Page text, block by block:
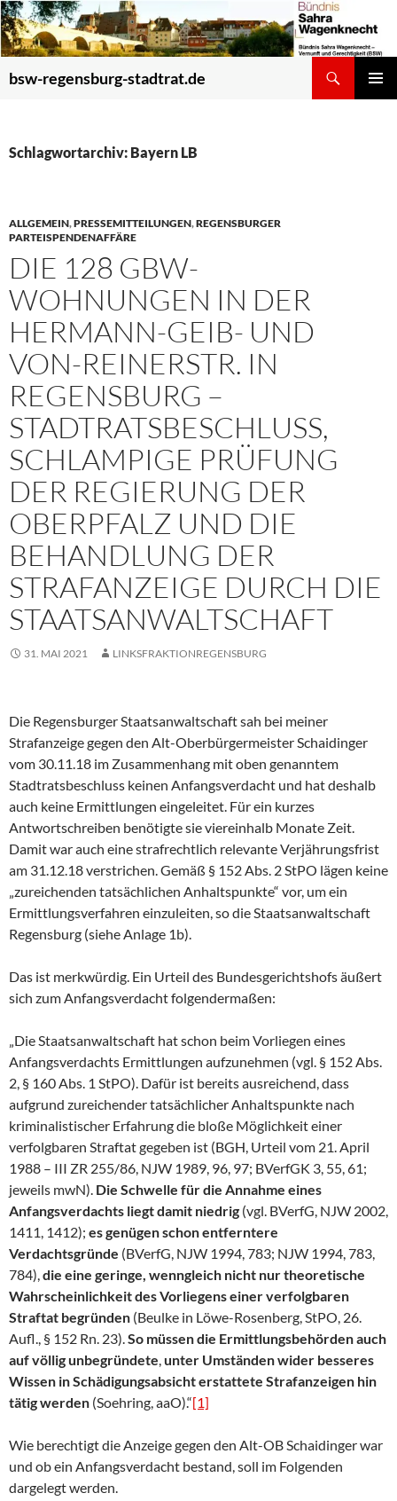
Zum
Inhalt
springen
bsw-regensburg-stadtrat.de
Schlagwortarchiv: Bayern LB
ALLGEMEIN,PRESSEMITTEILUNGEN,REGENSBURGER
PARTEISPENDENAFFÄRE
DIE 128 GBW-
WOHNUNGEN IN DER
HERMANN-GEIB- UND
VON-REINERSTR. IN
REGENSBURG –
STADTRATSBESCHLUSS,
SCHLAMPIGE PRÜFUNG
DER REGIERUNG DER
OBERPFALZ UND DIE
BEHANDLUNG DER
STRAFANZEIGE DURCH DIE
STAATSANWALTSCHAFT
31. MAI 2021 LINKSFRAKTIONREGENSBURG
Die Regensburger Staatsanwaltschaft sah bei meiner
Strafanzeige gegen den Alt-Oberbürgermeister Schaidinger
vom 30.11.18 im Zusammenhang mit oben genanntem
Stadtratsbeschluss keinen Anfangsverdacht und hat deshalb
auch keine Ermittlungen eingeleitet. Für ein kurzes
Antwortschreiben benötigte sie viereinhalb Monate Zeit.
Damit war auch eine strafrechtlich relevante Verjährungsfrist
am 31.12.18 verstrichen. Gemäß § 152 Abs. 2 StPO lägen keine
„zureichenden tatsächlichen Anhaltspunkte“ vor, um ein
Ermittlungsverfahren einzuleiten, so die Staatsanwaltschaft
Regensburg (siehe Anlage 1b).
Das ist merkwürdig. Ein Urteil des Bundesgerichtshofs äußert
sich zum Anfangsverdacht folgendermaßen:
„Die Staatsanwaltschaft hat schon beim Vorliegen eines
Anfangsverdachts Ermittlungen aufzunehmen (vgl. § 152 Abs.
2, § 160 Abs. 1 StPO). Dafür ist bereits ausreichend, dass
aufgrund zureichender tatsächlicher Anhaltspunkte nach
kriminalistischer Erfahrung die bloße Möglichkeit einer
verfolgbaren Straftat gegeben ist (BGH, Urteil vom 21. April
1988 – III ZR 255/86, NJW 1989, 96, 97; BVerfGK 3, 55, 61;
jeweils mwN). Die Schwelle für die Annahme eines
Anfangsverdachts liegt damit niedrig (vgl. BVerfG, NJW 2002,
1411, 1412); es genügen schon entferntere
Verdachtsgründe (BVerfG, NJW 1994, 783; NJW 1994, 783,
784), die eine geringe, wenngleich nicht nur theoretische
Wahrscheinlichkeit des Vorliegens einer verfolgbaren
Straftat begründen (Beulke in Löwe-Rosenberg, StPO, 26.
Aufl., § 152 Rn. 23). So müssen die Ermittlungsbehörden auch
auf völlig unbegründete unter Umständen wider besseres
Wissen in Schädigungsabsicht erstattete Strafanzeigen hin
tätig werden (Soehring, aaO).“[1]
Wie berechtigt die Anzeige gegen den Alt-OB Schaidinger war
und ob ein Anfangsverdacht bestand, soll im Folgenden
dargelegt werden.